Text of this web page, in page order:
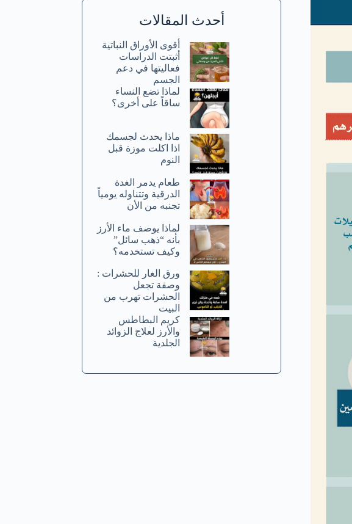
أحدث المقالات
أقوى الأوراق النباتية
أثبتت الدراسات
فعاليتها في دعم
الجسم
لماذا تضع النساء
ساقاً على أخرى؟
ماذا يحدث لجسمك
اذا اكلت موزة قبل
النوم
طعام يدمر الغدة
الدرقية وتتناوله يومياً
تجنبه من الأن
لماذا يوصف ماء الأرز
بأنه “ذهب سائل”
وكيف تستخدمه؟
ورق الغار للحشرات :
وصفة تجعل
الحشرات تهرب من
البيت
كريم البطاطس
والأرز لعلاج الزوائد
الجلدية